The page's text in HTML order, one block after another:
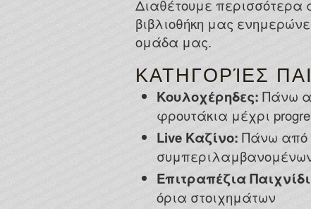
Διαθέτουμε περισσότερα
βιβλιοθήκη μας
ομάδα μας.
ΚΑΤΗΓΟΡΊΕΣ
Κουλοχέρηδες: Πάνω
φρουτάκια μέχρι
Live Καζίνο: Πάνω από
Επιτραπέζια
όρια στοιχημάτων